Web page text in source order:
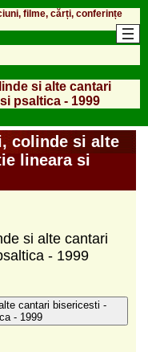
filme, cărți, conferințe
si alte cantari
psaltica - 1999
colinde si alte
lineara si
si alte cantari
- 1999
cantari bisericesti -
- 1999